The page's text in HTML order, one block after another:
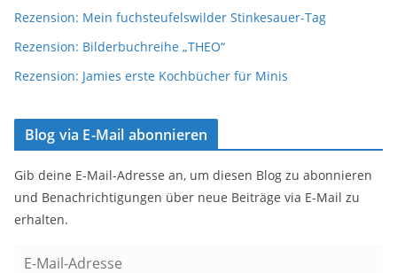
Rezension: Mein fuchsteufelswilder Stinkesauer-Tag
Rezension: Bilderbuchreihe „THEO“
Rezension: Jamies erste Kochbücher für Minis
Blog via E-Mail abonnieren
Gib deine E-Mail-Adresse an, um diesen Blog zu abonnieren
und Benachrichtigungen über neue Beiträge via E-Mail zu
erhalten.